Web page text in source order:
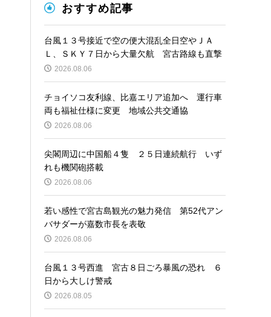
おすすめ記事
台風１３号接近で空の便大混乱全日空やＪＡ
Ｌ、ＳＫＹ７日から大量欠航 宮古路線も直撃
2026.08.06
チョイソコ友利線、比嘉エリア追加へ 運行車
両も福祉仕様に変更 地域公共交通協
2026.08.06
尖閣周辺に中国船４隻 ２５日連続航行 いず
れも機関砲搭載
2026.08.06
若い感性で宮古島観光の魅力発信 第52代アン
バサダーが嘉数市長を表敬
2026.08.06
台風１３号西進 宮古８日ごろ暴風の恐れ ６
日から大しけ警戒
2026.08.05